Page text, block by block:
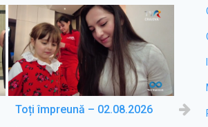
Toți împreună – 02.08.2026